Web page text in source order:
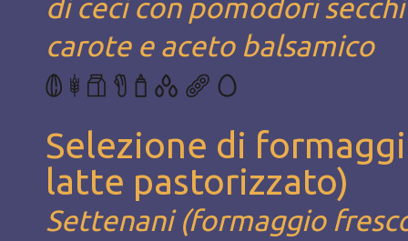
di ceci con pomodori
carote e aceto balsamico
Selezione di
latte pastorizzato)
Settenani (formaggio